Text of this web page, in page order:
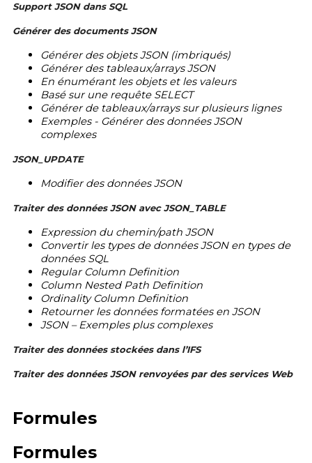
Support JSON dans SQL
Générer des documents JSON
Générer des objets JSON (imbriqués)
Générer des tableaux/arrays JSON
En énumérant les objets et les valeurs
Basé sur une requête SELECT
Générer de tableaux/arrays sur plusieurs lignes
Exemples - Générer des données JSON
complexes
JSON_UPDATE
Modifier des données JSON
Traiter des données JSON avec JSON_TABLE
Expression du chemin/path JSON
Convertir les types de données JSON en types de
données SQL
Regular Column Definition
Column Nested Path Definition
Ordinality Column Definition
Retourner les données formatées en JSON
JSON – Exemples plus complexes
Traiter des données stockées dans l’IFS
Traiter des données JSON renvoyées par des services Web
Formules
Formules